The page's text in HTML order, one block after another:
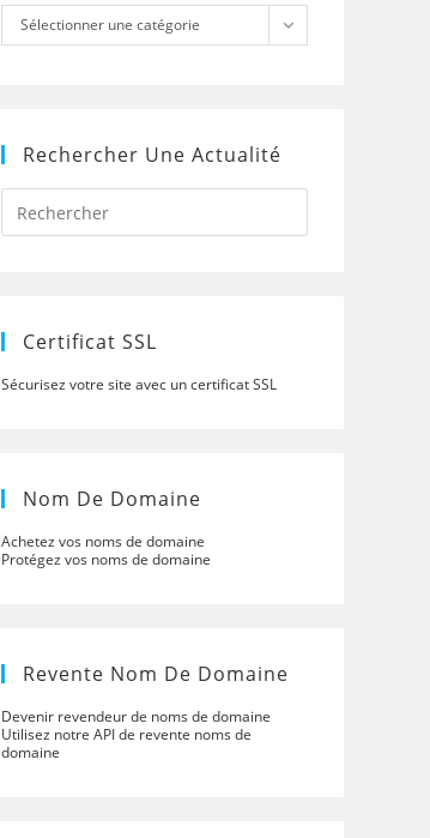
Catégories
Sélectionner une catégorie
Rechercher Une Actualité
Press
to
Certificat SSL
Sécurisez votre site avec un certificat SSL
Nom De Domaine
Achetez vos noms de domaine
Protégez vos noms de domaine
Revente Nom De Domaine
Devenir revendeur de noms de domaine
Utilisez notre API de revente noms de
domaine